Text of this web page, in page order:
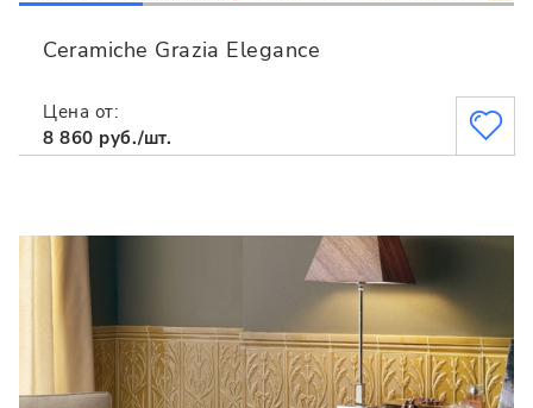
Ceramiche Grazia Elegance
Цена от:
8 860 руб./шт.